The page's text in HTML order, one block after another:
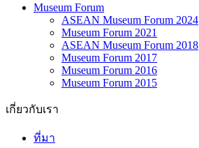
Museum Forum
ASEAN Museum Forum 2024
Museum Forum 2021
ASEAN Museum Forum 2018
Museum Forum 2017
Museum Forum 2016
Museum Forum 2015
เกี่ยวกับเรา
ที่มา